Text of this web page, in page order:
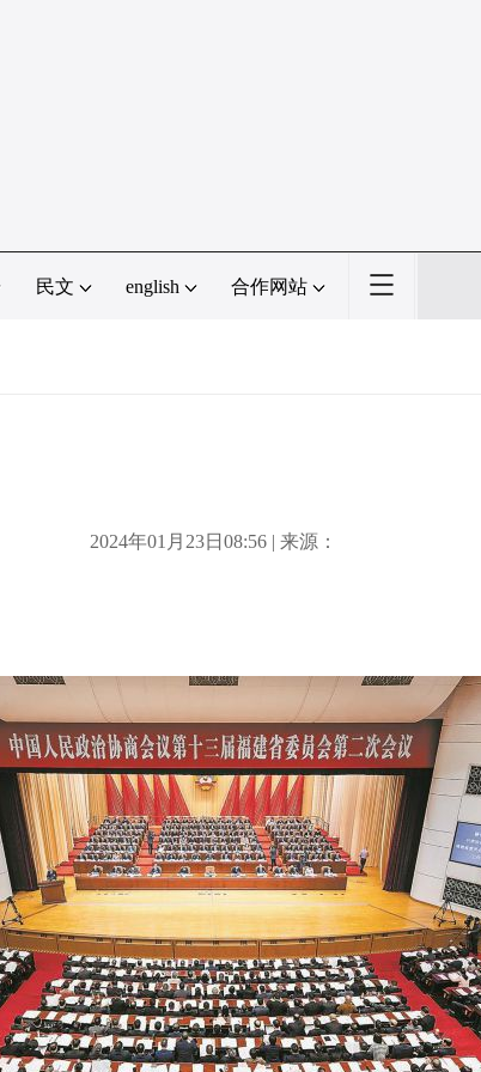
民文 english 合作网站
2024年01月23日08:56 | 来源：